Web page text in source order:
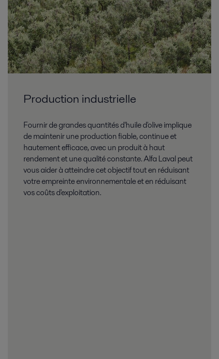
Production industrielle
Fournir de grandes quantités d'huile d'olive implique
de maintenir une production fiable, continue et
hautement efficace, avec un produit à haut
rendement et une qualité constante. Alfa Laval peut
vous aider à atteindre cet objectif tout en réduisant
votre empreinte environnementale et en réduisant
vos coûts d'exploitation.